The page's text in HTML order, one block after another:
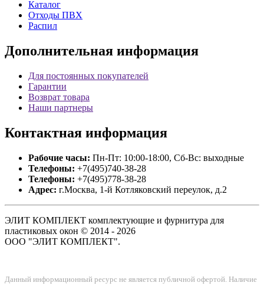
Каталог
Отходы ПВХ
Распил
Дополнительная информация
Для постоянных покупателей
Гарантии
Возврат товара
Наши партнеры
Контактная информация
Рабочие часы: Пн-Пт: 10:00-18:00, Сб-Вс: выходные
Телефоны: +7(495)740-38-28
Телефоны: +7(495)778-38-28
Адрес: г.Москва, 1-й Котляковский переулок, д.2
ЭЛИТ КОМПЛЕКТ комплектующие и фурнитура для
пластиковых окон © 2014 - 2026
ООО "ЭЛИТ КОМПЛЕКТ".
Данный информационный ресурс не является публичной офертой. Наличие